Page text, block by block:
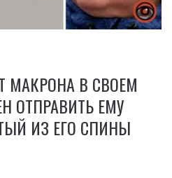
МАКРОНА В СВОЕМ
ОТПРАВИТЬ ЕМУ
ИЗ ЕГО СПИНЫ